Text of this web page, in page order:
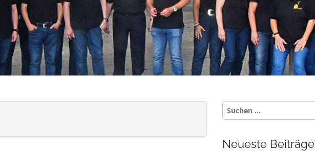
Suche
nach:
Neueste Beiträge